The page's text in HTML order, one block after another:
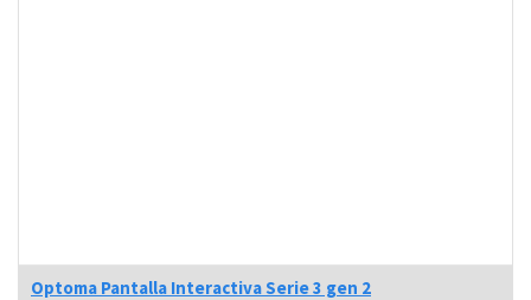
Optoma Pantalla Interactiva Serie 3 gen 2